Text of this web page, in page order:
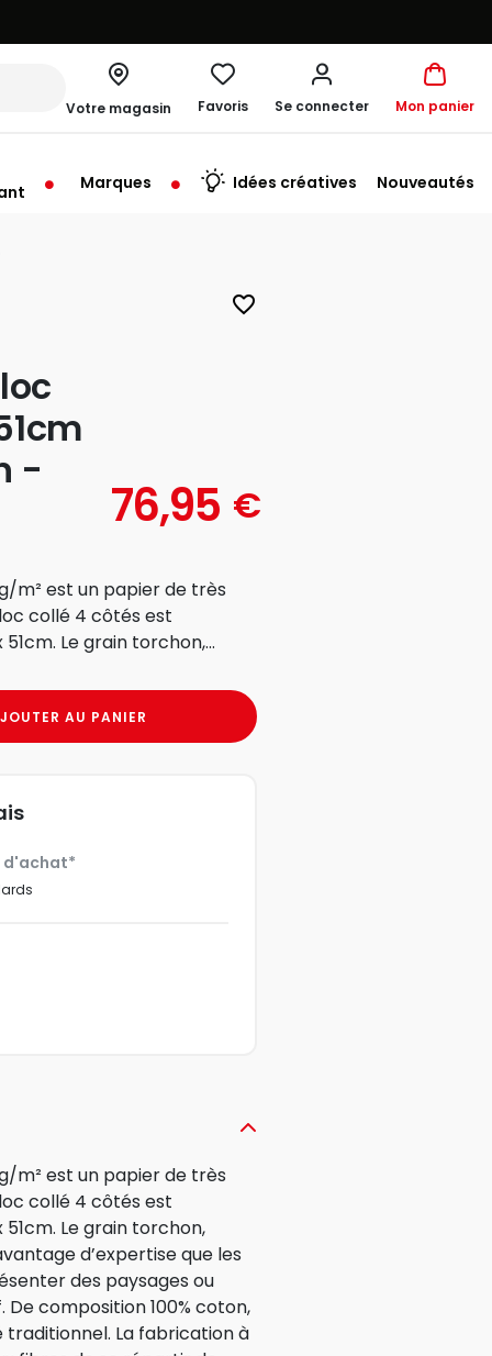
Votre magasin
à 10:00
Favoris Se connecter Mon panier
Marques Idées créatives Nouveautés
favorite_border
-
76,95 €
m² est un papier de très
collé 4 côtés est
composé de 20 feuilles de format 36 x 51cm. Le grain torchon,...
AU PANIER
d'achat*
m² est un papier de très
collé 4 côtés est
Le grain torchon,
d’expertise que les
des paysages ou
composition 100% coton,
La fabrication à